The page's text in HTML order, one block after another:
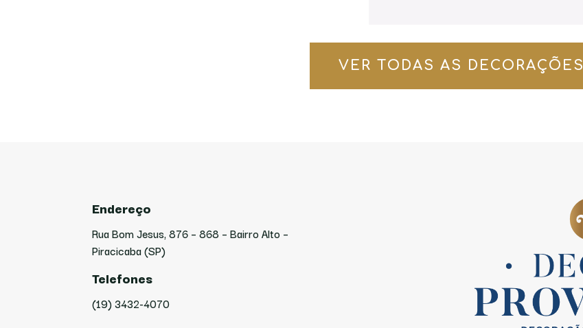
VER TODAS AS DECORAÇÕES
Endereço
Rua Bom Jesus, 876 – 868 – Bairro Alto –
Piracicaba (SP)
Telefones
(19) 3432-4070